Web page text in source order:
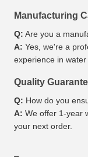
Manufacturing
Q: Are you a
A: Yes, we're a
experience in water
Quality
Q: How do you
A: We offer 1-year
your next order.